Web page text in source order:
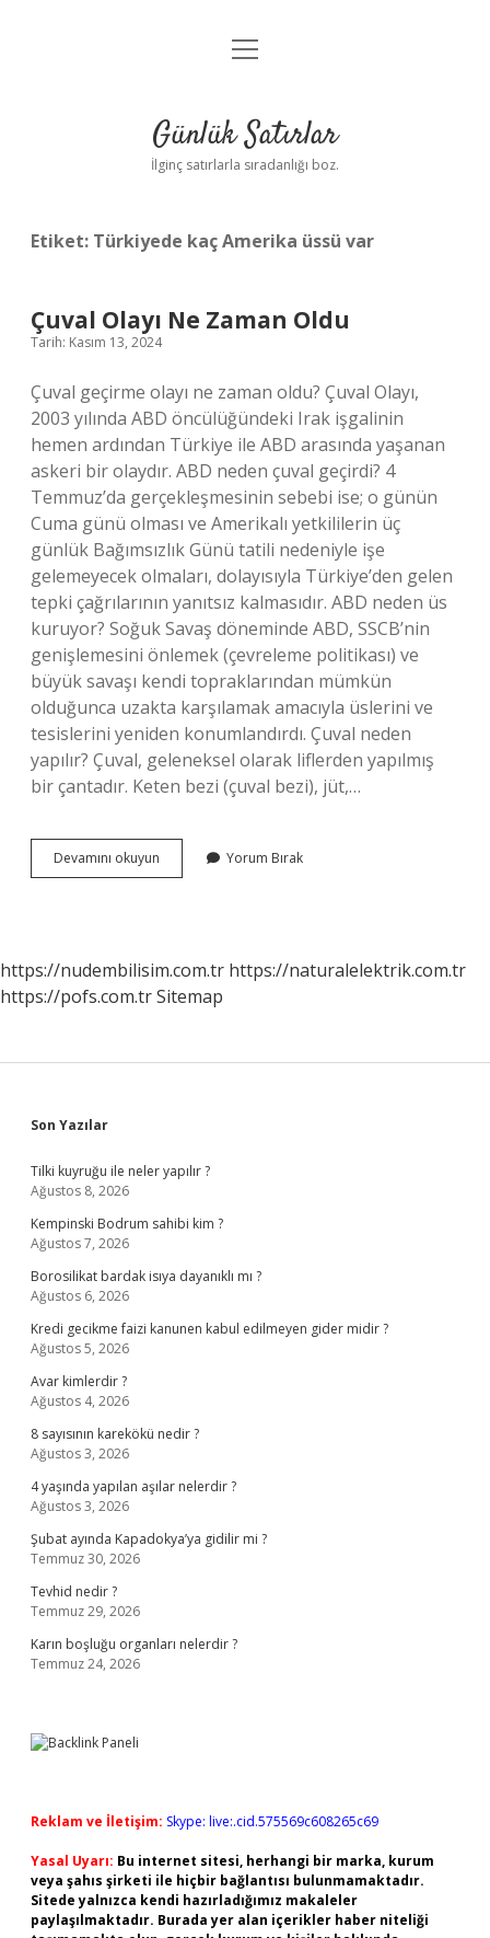
Anasayfa
Yasal Uyarı
menüyü
Günlük Satırlar
İlginç satırlarla sıradanlığı boz.
Etiket: Türkiyede kaç Amerika üssü var
Çuval Olayı Ne Zaman Oldu
Tarih: Kasım 13, 2024
Çuval geçirme olayı ne zaman oldu? Çuval Olayı,
2003 yılında ABD öncülüğündeki Irak işgalinin
hemen ardından Türkiye ile ABD arasında yaşanan
askeri bir olaydır. ABD neden çuval geçirdi? 4
Temmuz’da gerçekleşmesinin sebebi ise; o günün
Cuma günü olması ve Amerikalı yetkililerin üç
günlük Bağımsızlık Günü tatili nedeniyle işe
gelemeyecek olmaları, dolayısıyla Türkiye’den gelen
tepki çağrılarının yanıtsız kalmasıdır. ABD neden üs
kuruyor? Soğuk Savaş döneminde ABD, SSCB’nin
genişlemesini önlemek (çevreleme politikası) ve
büyük savaşı kendi topraklarından mümkün
olduğunca uzakta karşılamak amacıyla üslerini ve
tesislerini yeniden konumlandırdı. Çuval neden
yapılır? Çuval, geleneksel olarak liflerden yapılmış
bir çantadır. Keten bezi (çuval bezi), jüt,…
Devamını okuyun
Olayı
Yorum Bırak
https://nudembilisim.com.tr https://naturalelektrik.com.tr
https://pofs.com.trSitemap
Sidebar
Son Yazılar
Tilki kuyruğu ile neler yapılır ?
Ağustos 8, 2026
Kempinski Bodrum sahibi kim ?
Ağustos 7, 2026
Borosilikat bardak isıya dayanıklı mı ?
Ağustos 6, 2026
Kredi gecikme faizi kanunen kabul edilmeyen gider midir ?
Ağustos 5, 2026
Avar kimlerdir ?
Ağustos 4, 2026
8 sayısının karekökü nedir ?
Ağustos 3, 2026
4 yaşında yapılan aşılar nelerdir ?
Ağustos 3, 2026
Şubat ayında Kapadokya’ya gidilir mi ?
Temmuz 30, 2026
Tevhid nedir ?
Temmuz 29, 2026
Karın boşluğu organları nelerdir ?
Temmuz 24, 2026
Reklam ve İletişim: Skype: live:.cid.575569c608265c69
Yasal Uyarı: Bu internet sitesi, herhangi bir marka, kurum
veya şahıs şirketi ile hiçbir bağlantısı bulunmamaktadır.
Sitede yalnızca kendi hazırladığımız makaleler
paylaşılmaktadır. Burada yer alan içerikler haber niteliği